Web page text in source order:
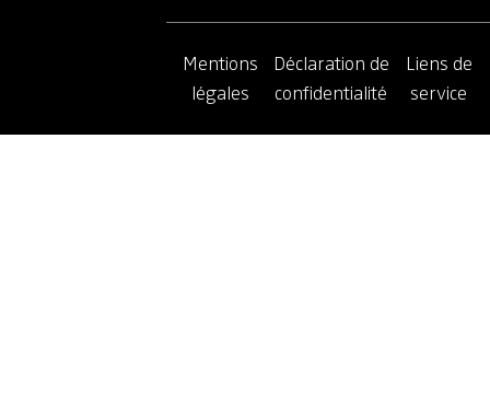
Mentions
légales
Déclaration de
confidentialité
Liens de
service